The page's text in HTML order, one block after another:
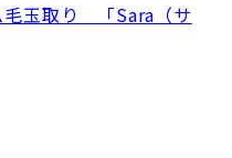
毛玉取り 「Sara（サ